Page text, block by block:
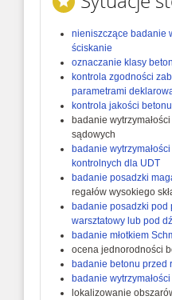
nieniszczące badanie
ściskanie
oznaczanie klasy
kontrola zgodności
parametrami
kontrola jakości
badanie
sądowych
badanie
kontrolnych dla UDT
badanie posadzki
regałów wysokiego
badanie posadzki pod
warsztatowy lub pod
badanie młotkiem
ocena jednorodności
badanie betonu przed
badanie
lokalizowanie